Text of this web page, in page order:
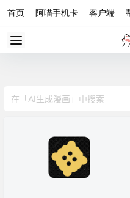
首页 阿喵手机卡 客户端